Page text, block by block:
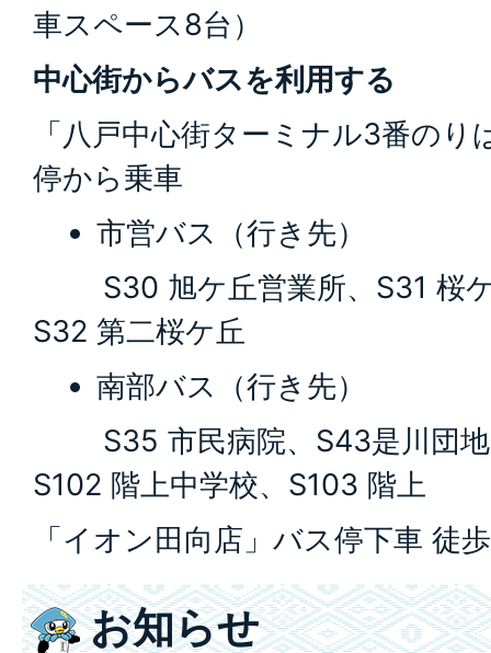
車スペース8台）
中心街からバスを利用する
「八戸中心街ターミナル3番の
停から乗車
市営バス（行き先）
S30 旭ケ丘営業所、S31 桜ケ
S32 第二桜ケ丘
南部バス（行き先）
S35 市民病院、S43是川団地
S102 階上中学校、S103 階上
「イオン田向店」バス停下車 徒
お知らせ